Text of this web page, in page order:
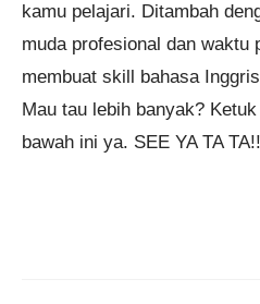
kamu pelajari. Ditambah
muda profesional dan waktu
membuat skill bahasa
Mau tau lebih banyak?
bawah ini ya. SEE YA TA